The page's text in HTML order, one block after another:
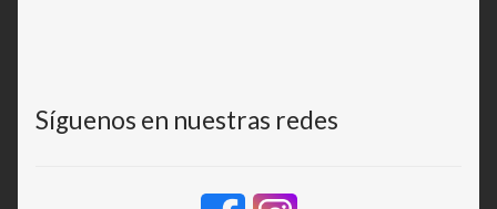
Síguenos en nuestras redes